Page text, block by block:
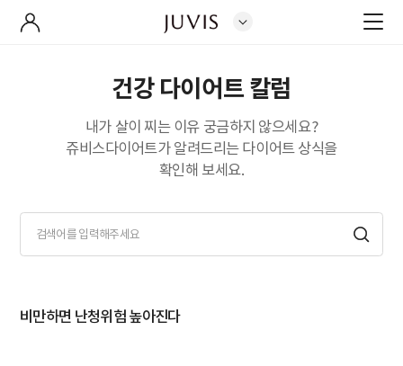
건강 다이어트 칼럼
내가 살이 찌는 이유 궁금하지 않으세요?
쥬비스다이어트가 알려드리는 다이어트 상식을
확인해 보세요.
력
어
비만하면 난청위험 높아진다